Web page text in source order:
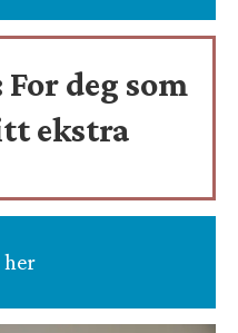
For deg som
ekstra
her